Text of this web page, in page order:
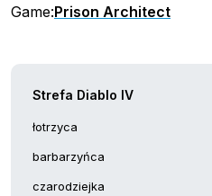
Game:Prison Architect
Strefa Diablo IV
łotrzyca
barbarzyńca
czarodziejka